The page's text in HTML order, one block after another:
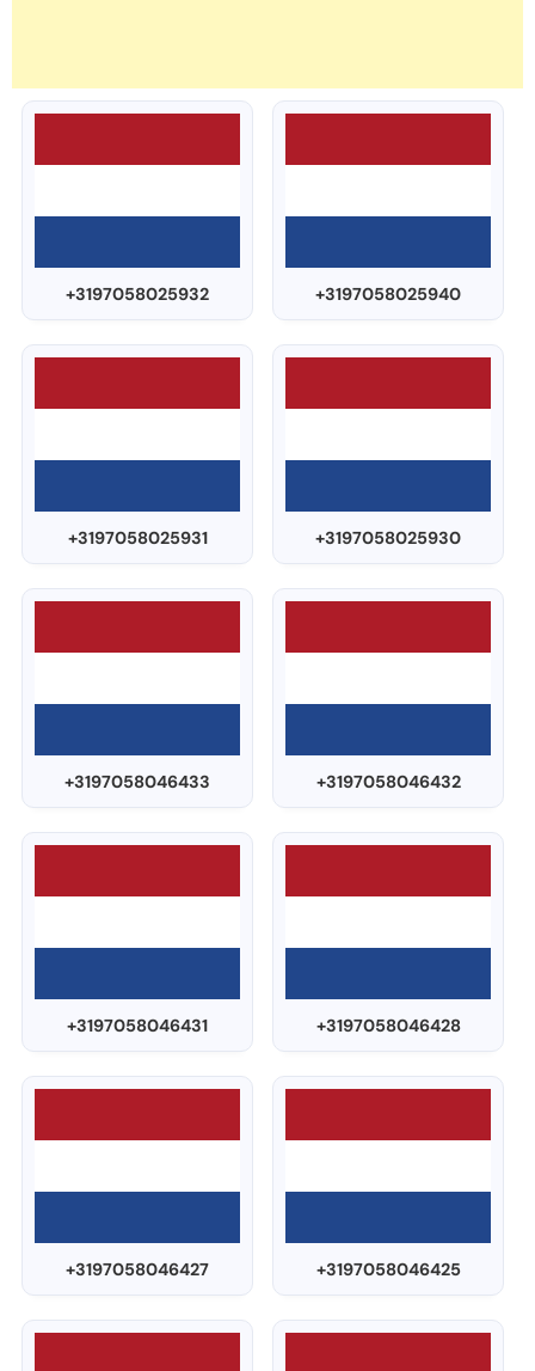
+3197058025932 +3197058025940
+3197058025931 +3197058025930
+3197058046433 +3197058046432
+3197058046431 +3197058046428
+3197058046427 +3197058046425